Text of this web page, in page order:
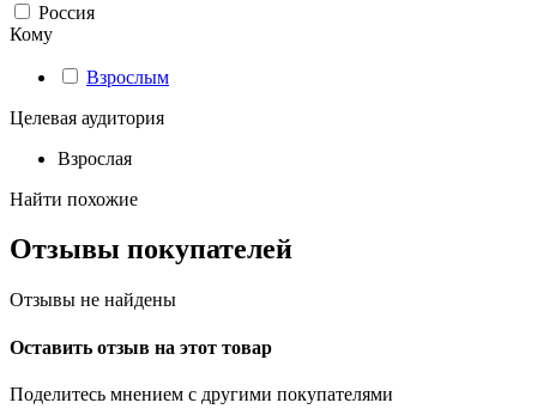
Россия
Кому
Взрослым
Целевая аудитория
Взрослая
Найти похожие
Отзывы покупателей
Отзывы не найдены
Оставить отзыв на этот товар
Поделитесь мнением с другими покупателями